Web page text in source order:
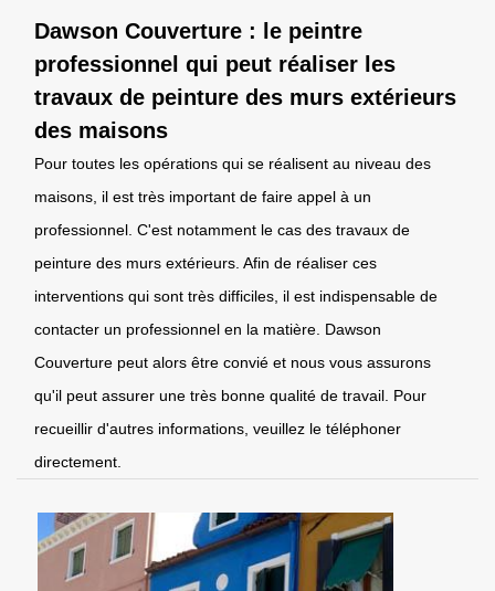
Dawson Couverture : le peintre
professionnel qui peut réaliser les
travaux de peinture des murs extérieurs
des maisons
Pour toutes les opérations qui se réalisent au niveau des
maisons, il est très important de faire appel à un
professionnel. C'est notamment le cas des travaux de
peinture des murs extérieurs. Afin de réaliser ces
interventions qui sont très difficiles, il est indispensable de
contacter un professionnel en la matière. Dawson
Couverture peut alors être convié et nous vous assurons
qu'il peut assurer une très bonne qualité de travail. Pour
recueillir d'autres informations, veuillez le téléphoner
directement.